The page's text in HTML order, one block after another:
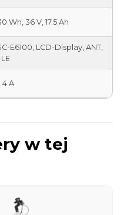
Wh, 36 V, 17.5 Ah
E6100, LCD-Display, ANT,
4 A
w tej